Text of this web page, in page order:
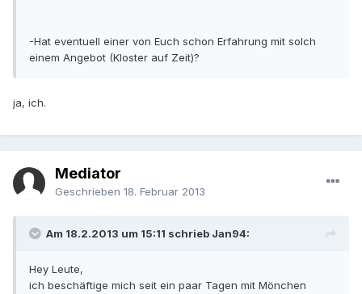
-Hat eventuell einer von Euch schon Erfahrung mit solch
einem Angebot (Kloster auf Zeit)?
ja, ich.
Mediator
Geschrieben 18. Februar 2013
Am 18.2.2013 um 15:11 schrieb Jan94:
Hey Leute,
ich beschäftige mich seit ein paar Tagen mit Mönchen